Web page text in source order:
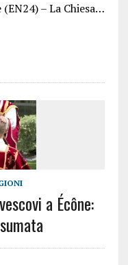
– La Chiesa…
a Écône: